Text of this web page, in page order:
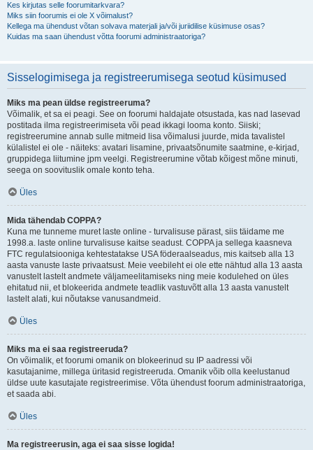
Kes kirjutas selle foorumitarkvara?
Miks siin foorumis ei ole X võimalust?
Kellega ma ühendust võtan solvava materjali ja/või juriidilise küsimuse osas?
Kuidas ma saan ühendust võtta foorumi administraatoriga?
Sisselogimisega ja registreerumisega seotud küsimused
Miks ma pean üldse registreeruma?
Võimalik, et sa ei peagi. See on foorumi haldajate otsustada, kas nad lasevad
postitada ilma registreerimiseta või pead ikkagi looma konto. Siiski;
registreerumine annab sulle mitmeid lisa võimalusi juurde, mida tavalistel
külalistel ei ole - näiteks: avatari lisamine, privaatsõnumite saatmine, e-kirjad,
gruppidega liitumine jpm veelgi. Registreerumine võtab kõigest mõne minuti,
seega on soovituslik omale konto teha.
Üles
Mida tähendab COPPA?
Kuna me tunneme muret laste online - turvalisuse pärast, siis täidame me
1998.a. laste online turvalisuse kaitse seadust. COPPA ja sellega kaasneva
FTC regulatsiooniga kehtestatakse USA föderaalseadus, mis kaitseb alla 13
aasta vanuste laste privaatsust. Meie veebileht ei ole ette nähtud alla 13 aasta
vanustelt lastelt andmete väljameelitamiseks ning meie kodulehed on üles
ehitatud nii, et blokeerida andmete teadlik vastuvõtt alla 13 aasta vanustelt
lastelt alati, kui nõutakse vanusandmeid.
Üles
Miks ma ei saa registreeruda?
On võimalik, et foorumi omanik on blokeerinud su IP aadressi või
kasutajanime, millega üritasid registreeruda. Omanik võib olla keelustanud
üldse uute kasutajate registreerimise. Võta ühendust foorum administraatoriga,
et saada abi.
Üles
Ma registreerusin, aga ei saa sisse logida!